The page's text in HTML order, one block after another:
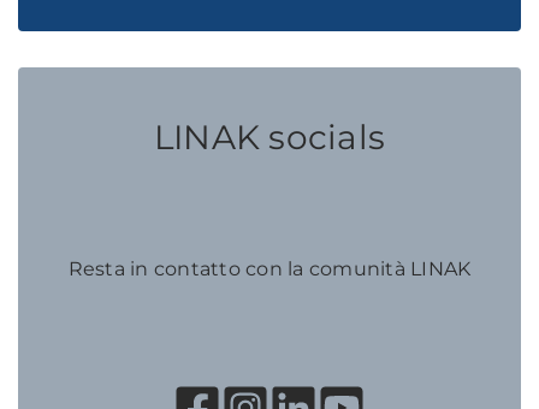
LINAK socials
Resta in contatto con la comunità LINAK